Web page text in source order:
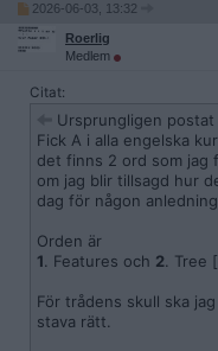
2026-06-03, 13:32
Roerlig
Medlem
Citat:
Ursprungligen postat
Fick A i alla engelska
det finns 2 ord som jag
om jag blir tillsagd hur
dag för någon anledning.
Orden är
1 . Features och 2 .
För trådens skull ska
stava rätt.